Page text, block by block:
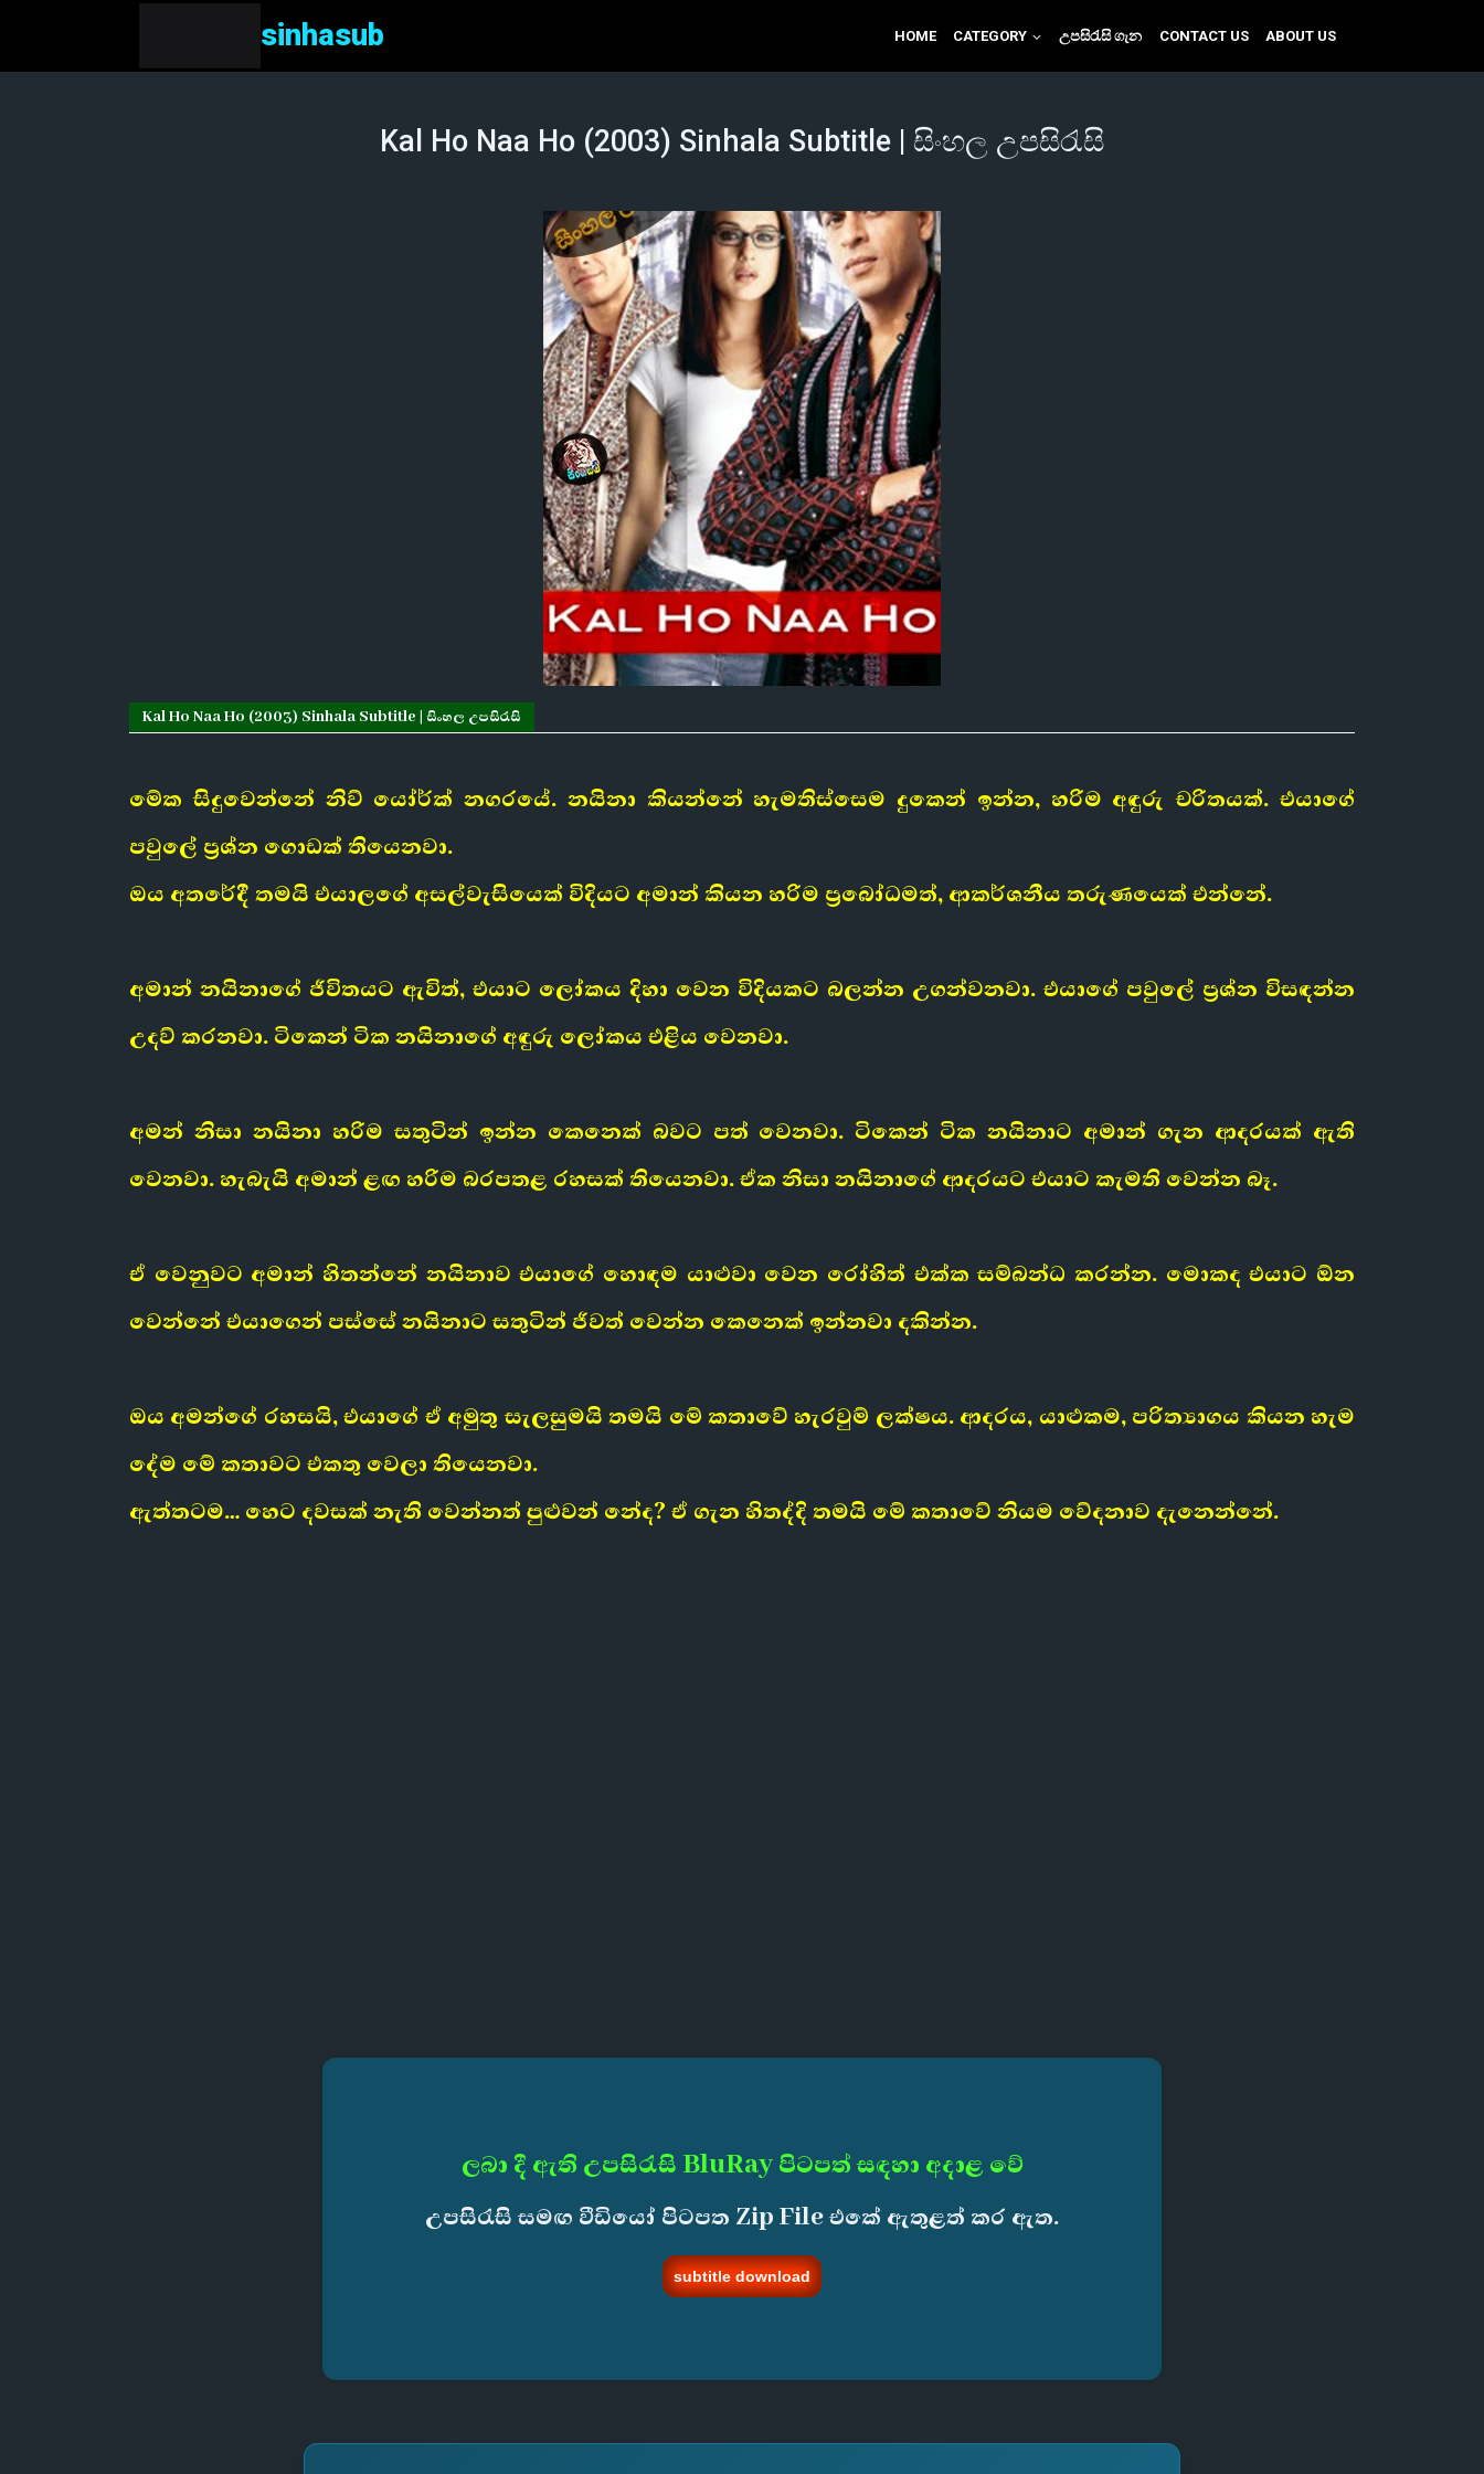
sinhasub HOME CATEGORY උපසිරැසි ගැන CONTACT US ABOUT US
Kal Ho Naa Ho (2003) Sinhala Subtitle | සිංහල උපසිරැසි
Kal Ho Naa Ho (2003) Sinhala Subtitle | සිංහල උපසිරැසි
මේක සිදුවෙන්නේ නිව් යෝර්ක් නගරයේ. නයිනා කියන්නේ හැමතිස්සෙම දුකෙන් ඉන්න, හරිම අඳුරු චරිතයක්. එයාගේ
පවුලේ ප්‍රශ්න ගොඩක් තියෙනවා.
ඔය අතරේදී තමයි එයාලගේ අසල්වැසියෙක් විදියට අමාන් කියන හරිම ප්‍රබෝධමත්, ආකර්ශනීය තරුණයෙක් එන්නේ.
අමාන් නයිනාගේ ජීවිතයට ඇවිත්, එයාට ලෝකය දිහා වෙන විදියකට බලන්න උගන්වනවා. එයාගේ පවුලේ ප්‍රශ්න විසඳන්න
උදව් කරනවා. ටිකෙන් ටික නයිනාගේ අඳුරු ලෝකය එළිය වෙනවා.
අමන් නිසා නයිනා හරිම සතුටින් ඉන්න කෙනෙක් බවට පත් වෙනවා. ටිකෙන් ටික නයිනාට අමාන් ගැන ආදරයක් ඇති
වෙනවා. හැබැයි අමාන් ළඟ හරිම බරපතළ රහසක් තියෙනවා. ඒක නිසා නයිනාගේ ආදරයට එයාට කැමති වෙන්න බෑ.
ඒ වෙනුවට අමාන් හිතන්නේ නයිනාව එයාගේ හොඳම යාළුවා වෙන රෝහිත් එක්ක සම්බන්ධ කරන්න. මොකද එයාට ඕන
වෙන්නේ එයාගෙන් පස්සේ නයිනාට සතුටින් ජීවත් වෙන්න කෙනෙක් ඉන්නවා දකින්න.
ඔය අමන්ගේ රහසයි, එයාගේ ඒ අමුතු සැලසුමයි තමයි මේ කතාවේ හැරවුම් ලක්ෂය. ආදරය, යාළුකම, පරිත්‍යාගය කියන හැම
දේම මේ කතාවට එකතු වෙලා තියෙනවා.
ඇත්තටම… හෙට දවසක් නැති වෙන්නත් පුළුවන් නේද? ඒ ගැන හිතද්දි තමයි මේ කතාවේ නියම වේදනාව දැනෙන්නේ.
ලබා දී ඇති උපසිරැසි BluRay පිටපත් සඳහා අදාළ වේ
උපසිරැසි සමඟ වීඩියෝ පිටපත Zip File එකේ ඇතුළත් කර ඇත.
subtitle download